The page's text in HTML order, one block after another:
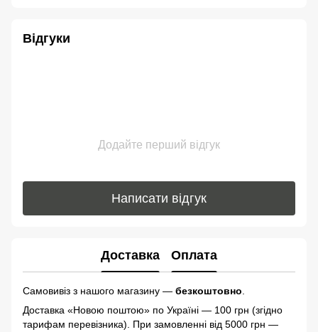
Відгуки
Додайте перший відгук
Написати відгук
Доставка Оплата
Самовивіз з нашого магазину — безкоштовно
Доставка «Новою поштою» по Україні — 100 грн (згідно
тарифам перевізника). При замовленні від 5000 грн —